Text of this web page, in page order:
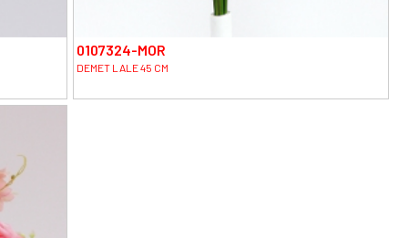
0107324-MOR
DEMET LALE 45 CM